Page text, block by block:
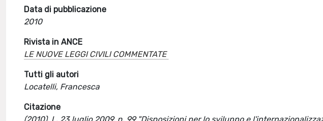
Data di pubblicazione
2010
Rivista in ANCE
LE NUOVE LEGGI CIVILI COMMENTATE
Tutti gli autori
Locatelli, Francesca
Citazione